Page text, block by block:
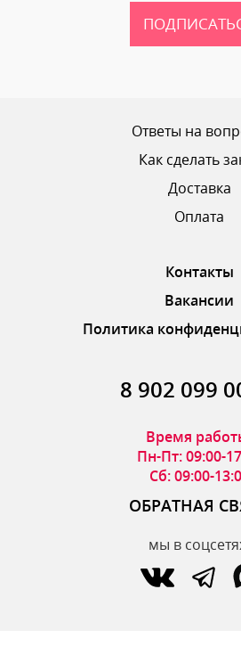
Ответы на
Как сделать
Доставка
Оплата
Контакты
Вакансии
Политика
8 902 099
Время
Пн-Пт: 09:00-
Сб: 09:00-
ОБРАТНАЯ
мы в